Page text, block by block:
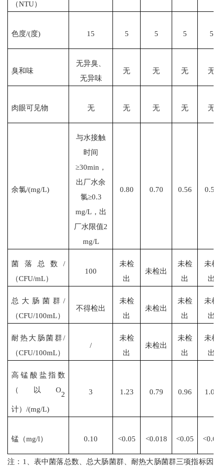
（NTU）
色度/(度) 15 5 5 5 5
臭和味
无异臭、
无异味
无 无 无 无
肉眼可见物 无 无 无 无 无
余氯/(mg/L)
与水接触
时间
≥30min，
出厂水余
氯≥0.3
mg/L，出
厂水限值2
mg/L
0.80 0.70 0.56 0.50
菌落总数 /
（CFU/mL）
100
未检
出
未检出
未检
出
未检
出
总大肠菌群 /
（CFU/100mL）
不得检出
未检
出
未检出
未检
出
未检
出
耐热大肠菌群/
（CFU/100mL）
/
未检
出
未检出
未检
出
未检
出
高锰酸盐指数
（以 O2
计）/(mg/L)
3 1.23 0.79 0.96 1.04
锰（mg/l） 0.10 <0.05 <0.018 <0.05 <0.05
注： 1、表中菌落总数、总大肠菌群、耐热大肠菌群三项指标因